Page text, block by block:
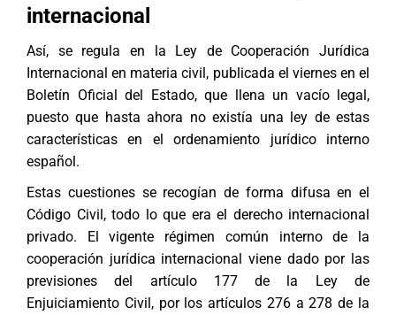
internacional
Así, se regula en la Ley de Cooperación Jurídica
Internacional en materia civil, publicada el viernes en el
Boletín Oficial del Estado, que llena un vacío legal,
puesto que hasta ahora no existía una ley de estas
características en el ordenamiento jurídico interno
español.
Estas cuestiones se recogían de forma difusa en el
Código Civil, todo lo que era el derecho internacional
privado. El vigente régimen común interno de la
cooperación jurídica internacional viene dado por las
previsiones del artículo 177 de la Ley de
Enjuiciamiento Civil, por los artículos 276 a 278 de la